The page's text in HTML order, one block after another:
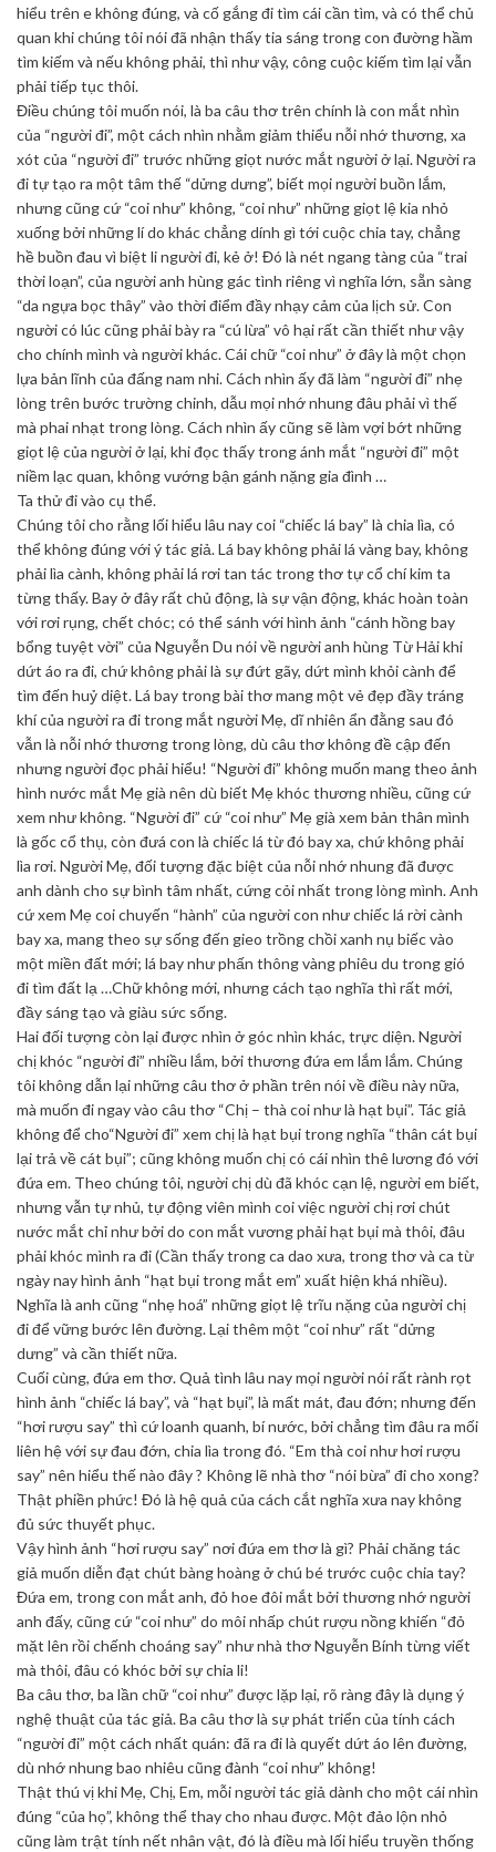
hiểu trên e không đúng, và cố gắng đi tìm cái cần tìm, và có thể chủ
quan khi chúng tôi nói đã nhận thấy tia sáng trong con đường hầm
tìm kiếm và nếu không phải, thì như vậy, công cuộc kiếm tìm lại vẫn
phải tiếp tục thôi.
Điều chúng tôi muốn nói, là ba câu thơ trên chính là con mắt nhìn
của “người đi”, một cách nhìn nhằm giảm thiểu nỗi nhớ thương, xa
xót của “người đi” trước những giọt nước mắt người ở lại. Người ra
đi tự tạo ra một tâm thế “dửng dưng”, biết mọi người buồn lắm,
nhưng cũng cứ “coi như” không, “coi như” những giọt lệ kia nhỏ
xuống bởi những lí do khác chẳng dính gì tới cuộc chia tay, chẳng
hề buồn đau vì biệt li người đi, kẻ ở! Đó là nét ngang tàng của “trai
thời loạn”, của người anh hùng gác tình riêng vì nghĩa lớn, sẵn sàng
“da ngựa bọc thây” vào thời điểm đầy nhạy cảm của lịch sử. Con
người có lúc cũng phải bày ra “cú lừa” vô hại rất cần thiết như vậy
cho chính mình và người khác. Cái chữ “coi như” ở đây là một chọn
lựa bản lĩnh của đấng nam nhi. Cách nhìn ấy đã làm “người đi” nhẹ
lòng trên bước trường chinh, dẫu mọi nhớ nhung đâu phải vì thế
mà phai nhạt trong lòng. Cách nhìn ấy cũng sẽ làm vợi bớt những
giọt lệ của người ở lại, khi đọc thấy trong ánh mắt “người đi” một
niềm lạc quan, không vướng bận gánh nặng gia đình …
Ta thử đi vào cụ thể.
Chúng tôi cho rằng lối hiểu lâu nay coi “chiếc lá bay” là chia lìa, có
thể không đúng với ý tác giả. Lá bay không phải lá vàng bay, không
phải lìa cành, không phải lá rơi tan tác trong thơ tự cổ chí kim ta
từng thấy. Bay ở đây rất chủ động, là sự vận động, khác hoàn toàn
với rơi rụng, chết chóc; có thể sánh với hình ảnh “cánh hồng bay
bổng tuyệt vời” của Nguyễn Du nói về người anh hùng Từ Hải khi
dứt áo ra đi, chứ không phải là sự đứt gãy, dứt mình khỏi cành để
tìm đến huỷ diệt. Lá bay trong bài thơ mang một vẻ đẹp đầy tráng
khí của người ra đi trong mắt người Mẹ, dĩ nhiên ẩn đằng sau đó
vẫn là nỗi nhớ thương trong lòng, dù câu thơ không đề cập đến
nhưng người đọc phải hiểu! “Người đi” không muốn mang theo ảnh
hình nước mắt Mẹ già nên dù biết Mẹ khóc thương nhiều, cũng cứ
xem như không. “Người đi” cứ “coi như” Mẹ già xem bản thân mình
là gốc cổ thụ, còn đưá con là chiếc lá từ đó bay xa, chứ không phải
lìa rơi. Người Mẹ, đối tượng đặc biệt của nỗi nhớ nhung đã được
anh dành cho sự bình tâm nhất, cứng cỏi nhất trong lòng mình. Anh
cứ xem Mẹ coi chuyến “hành” của người con như chiếc lá rời cành
bay xa, mang theo sự sống đến gieo trồng chồi xanh nụ biếc vào
một miền đất mới; lá bay như phấn thông vàng phiêu du trong gió
đi tìm đất lạ …Chữ không mới, nhưng cách tạo nghĩa thì rất mới,
đầy sáng tạo và giàu sức sống.
Hai đối tượng còn lại được nhìn ở góc nhìn khác, trực diện. Người
chị khóc “người đi” nhiều lắm, bởi thương đứa em lắm lắm. Chúng
tôi không dẫn lại những câu thơ ở phần trên nói về điều này nữa,
mà muốn đi ngay vào câu thơ “Chị – thà coi như là hạt bụi”. Tác giả
không để cho“Người đi” xem chị là hạt bụi trong nghĩa “thân cát bụi
lại trả về cát bụi”; cũng không muốn chị có cái nhìn thê lương đó với
đứa em. Theo chúng tôi, người chị dù đã khóc cạn lệ, người em biết,
nhưng vẫn tự nhủ, tự động viên mình coi việc người chị rơi chút
nước mắt chỉ như bởi do con mắt vương phải hạt bụi mà thôi, đâu
phải khóc mình ra đi (Cần thấy trong ca dao xưa, trong thơ và ca từ
ngày nay hình ảnh “hạt bụi trong mắt em” xuất hiện khá nhiều).
Nghĩa là anh cũng “nhẹ hoá” những giọt lệ trĩu nặng của người chị
đi để vững bước lên đường. Lại thêm một “coi như” rất “dửng
dưng” và cần thiết nữa.
Cuối cùng, đứa em thơ. Quả tình lâu nay mọi người nói rất rành rọt
hình ảnh “chiếc lá bay”, và “hạt bụi”, là mất mát, đau đớn; nhưng đến
“hơi rượu say” thì cứ loanh quanh, bí nước, bởi chẳng tìm đâu ra mối
liên hệ với sự đau đớn, chia lìa trong đó. “Em thà coi như hơi rượu
say” nên hiểu thế nào đây ? Không lẽ nhà thơ “nói bừa” đi cho xong?
Thật phiền phức! Đó là hệ quả của cách cắt nghĩa xưa nay không
đủ sức thuyết phục.
Vậy hình ảnh “hơi rượu say” nơi đứa em thơ là gì? Phải chăng tác
giả muốn diễn đạt chút bàng hoàng ở chú bé trước cuộc chia tay?
Đứa em, trong con mắt anh, đỏ hoe đôi mắt bởi thương nhớ người
anh đấy, cũng cứ “coi như” do môi nhấp chút rượu nồng khiến “đỏ
mặt lên rồi chếnh choáng say” như nhà thơ Nguyễn Bính từng viết
mà thôi, đâu có khóc bởi sự chia li!
Ba câu thơ, ba lần chữ “coi như” được lặp lại, rõ ràng đây là dụng ý
nghệ thuật của tác giả. Ba câu thơ là sự phát triển của tính cách
“người đi” một cách nhất quán: đã ra đi là quyết dứt áo lên đường,
dù nhớ nhung bao nhiêu cũng đành “coi như” không!
Thật thú vị khi Mẹ, Chị, Em, mỗi người tác giả dành cho một cái nhìn
đúng “của họ”, không thể thay cho nhau được. Một đảo lộn nhỏ
cũng làm trật tính nết nhân vật, đó là điều mà lối hiểu truyền thống